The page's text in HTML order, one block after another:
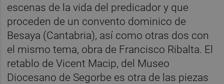
escenas de la vida del predicador y que
proceden de un convento dominico de
Besaya (Cantabria), así como otras dos con
el mismo tema, obra de Francisco Ribalta. El
retablo de Vicent Macip, del Museo
Diocesano de Segorbe es otra de las piezas